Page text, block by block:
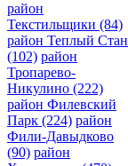
район
Текстильщики (84)
район Теплый Стан
(102) район
Тропарево-
Никулино (222)
район Филевский
Парк (224) район
Фили-Давыдково
(90) район